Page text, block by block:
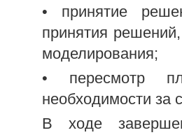
• принятие
принятия
моделирования;
• пересмотр
необходимости за
В ходе